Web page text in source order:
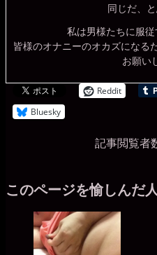
同じだ、と
私は男様たちに服従
皆様のオナニーのオカズになる
お願い
Reddit
Bluesky
記事閲覧者
このページを愉しんだ